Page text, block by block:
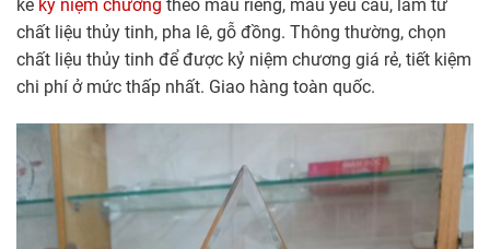
kế kỷ niệm chương theo mẫu riêng, mẫu yêu cầu, làm từ
chất liệu thủy tinh, pha lê, gỗ đồng. Thông thường, chọn
chất liệu thủy tinh để được kỷ niệm chương giá rẻ, tiết kiệm
chi phí ở mức thấp nhất. Giao hàng toàn quốc.